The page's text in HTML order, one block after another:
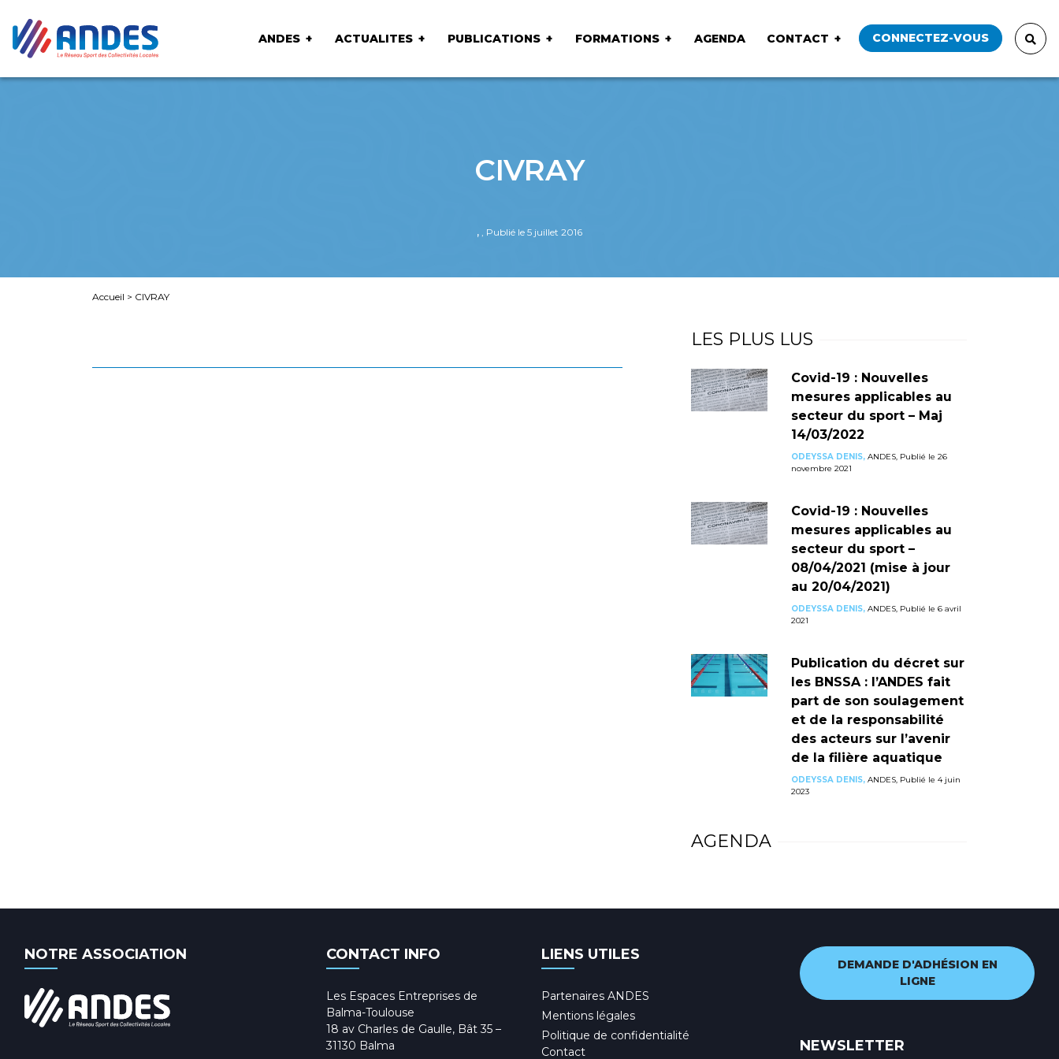
ANDES ACTUALITES PUBLICATIONS FORMATIONS AGENDA CONTACT CONNECTEZ-VOUS
CIVRAY
, , Publié le 5 juillet 2016
Accueil > CIVRAY
LES PLUS LUS
Covid-19 : Nouvelles
mesures applicables au
secteur du sport – Maj
14/03/2022
ODEYSSA DENIS,ANDES, Publié le 26
novembre 2021
Covid-19 : Nouvelles
mesures applicables au
secteur du sport –
08/04/2021 (mise à jour
au 20/04/2021)
ODEYSSA DENIS,ANDES, Publié le 6 avril
2021
Publication du décret sur
les BNSSA : l’ANDES fait
part de son soulagement
et de la responsabilité
des acteurs sur l’avenir
de la filière aquatique
ODEYSSA DENIS,ANDES, Publié le 4 juin
2023
AGENDA
NOTRE ASSOCIATION CONTACT INFO
Les Espaces Entreprises de
Balma-Toulouse
18 av Charles de Gaulle, Bât 35 –
31130 Balma
LIENS UTILES
Partenaires ANDES
Mentions légales
Politique de confidentialité
Contact
DEMANDE D'ADHÉSION EN
LIGNE
NEWSLETTER